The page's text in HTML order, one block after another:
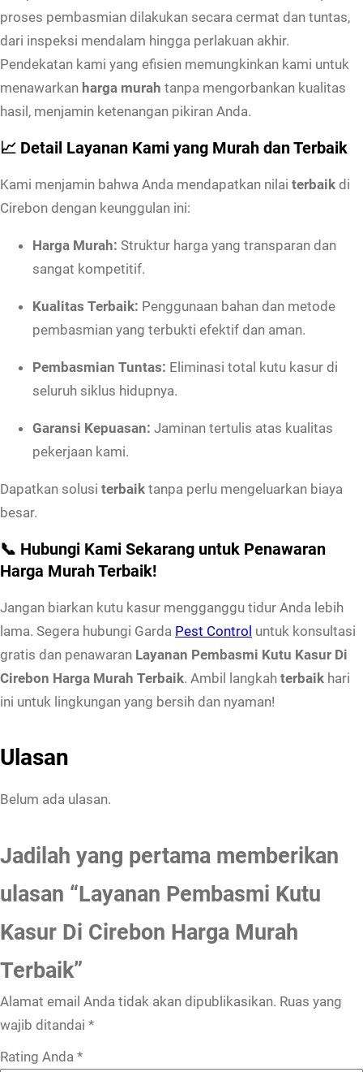
g
a
M
u
r
a
T
e
proses pembasmian dilakukan secara cermat dan tuntas,
dari inspeksi mendalam hingga perlakuan akhir.
Pendekatan kami yang efisien memungkinkan kami untuk
menawarkan harga murah tanpa mengorbankan kualitas
hasil, menjamin ketenangan pikiran Anda.
📈 Detail Layanan Kami yang Murah dan Terbaik
Kami menjamin bahwa Anda mendapatkan nilai terbaik di
Cirebon dengan keunggulan ini:
Harga Murah: Struktur harga yang transparan dan
sangat kompetitif.
Kualitas Terbaik: Penggunaan bahan dan metode
pembasmian yang terbukti efektif dan aman.
Pembasmian Tuntas: Eliminasi total kutu kasur di
seluruh siklus hidupnya.
Garansi Kepuasan: Jaminan tertulis atas kualitas
pekerjaan kami.
Dapatkan solusi terbaik tanpa perlu mengeluarkan biaya
besar.
📞 Hubungi Kami Sekarang untuk Penawaran
Harga Murah Terbaik!
Jangan biarkan kutu kasur mengganggu tidur Anda lebih
lama. Segera hubungi Garda Pest Control untuk konsultasi
gratis dan penawaran Layanan Pembasmi Kutu Kasur Di
Cirebon Harga Murah Terbaik. Ambil langkah terbaik hari
ini untuk lingkungan yang bersih dan nyaman!
Ulasan
Belum ada ulasan.
Jadilah yang pertama memberikan
ulasan “Layanan Pembasmi Kutu
Kasur Di Cirebon Harga Murah
Terbaik”
Alamat email Anda tidak akan dipublikasikan. Ruas yang
wajib ditandai *
Rating Anda *